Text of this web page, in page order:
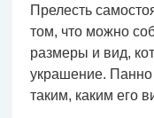
Прелесть
том, что можно
размеры и вид,
украшение. Панно
таким, каким его